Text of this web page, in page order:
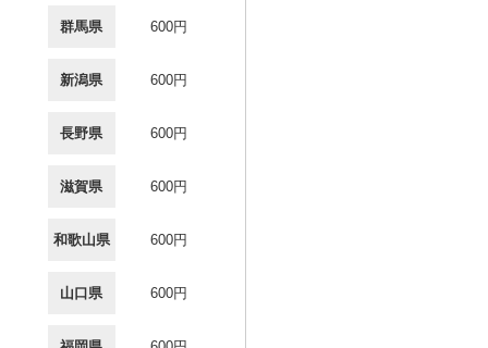
群馬県 600円
新潟県 600円
長野県 600円
滋賀県 600円
和歌山県 600円
山口県 600円